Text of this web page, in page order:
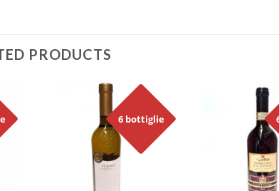
PRODUCTS
6 bottiglie